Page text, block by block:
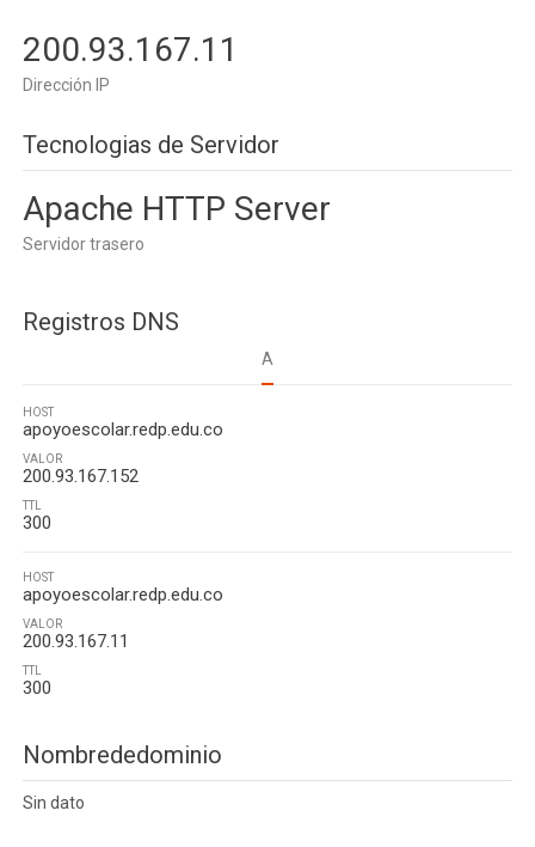
200.93.167.11
Dirección IP
Tecnologias de Servidor
Apache HTTP Server
Servidor trasero
Registros DNS
A
HOST
apoyoescolar.redp.edu.co
VALOR
200.93.167.152
TTL
300
HOST
apoyoescolar.redp.edu.co
VALOR
200.93.167.11
TTL
300
Nombrededominio
Sin dato